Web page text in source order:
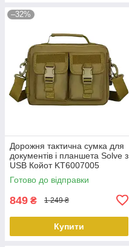
–32%
Дорожня тактична сумка для
документів і планшета Solve з
USB Койот KT6007005
peremogaua
Готово до відправки
849 ₴ 1 249 ₴
Купити